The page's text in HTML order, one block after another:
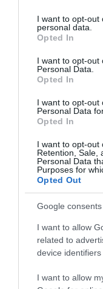
not limited to your
grant or deny
use your data for
consent section.
I want to opt-out
personal data.
Opted In
I want to opt-out
Personal Data.
Opted In
I want to opt-out
Personal Data
Opted In
I want to opt-out
Retention, Sale,
Personal Data
Purposes for
Opted Out
Google consents
I want to allow
related to
device identifiers
I want to allow
Antiküthéra, Görögország
A lap szerint